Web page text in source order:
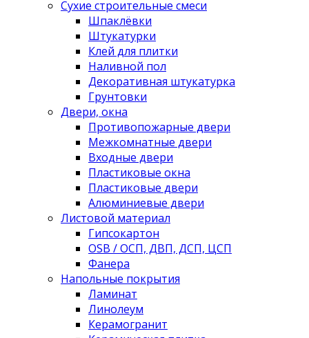
Сухие строительные смеси
Шпаклёвки
Штукатурки
Клей для плитки
Наливной пол
Декоративная штукатурка
Грунтовки
Двери, окна
Противопожарные двери
Межкомнатные двери
Входные двери
Пластиковые окна
Пластиковые двери
Алюминиевые двери
Листовой материал
Гипсокартон
OSB / ОСП, ДВП, ДСП, ЦСП
Фанера
Напольные покрытия
Ламинат
Линолеум
Керамогранит